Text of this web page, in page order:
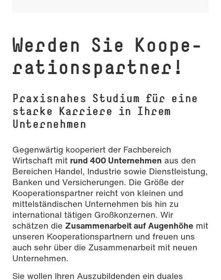
Werden Sie Ko­ope­
ra­ti­ons­part­ner!
Praxisnahes Studium für eine
starke Karriere in Ihrem
Unternehmen
Gegenwärtig kooperiert der Fachbereich
Wirtschaft mit rund 400 Unternehmen aus den
Bereichen Handel, Industrie sowie Dienstleistung,
Banken und Versicherungen. Die Größe der
Kooperationspartner reicht von kleinen und
mittelständischen Unternehmen bis hin zu
international tätigen Großkonzernen. Wir
schätzen die Zusammenarbeit auf Augenhöhe mit
unseren Kooperationspartnern und freuen uns
auch sehr über die Zusammenarbeit mit neuen
Unternehmen.
Sie wollen Ihren Auszubildenden ein duales